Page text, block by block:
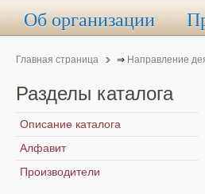
Об организации
Главная страница ⇒ Направление
Разделы каталога
Описание каталога
Алфавит
Производители